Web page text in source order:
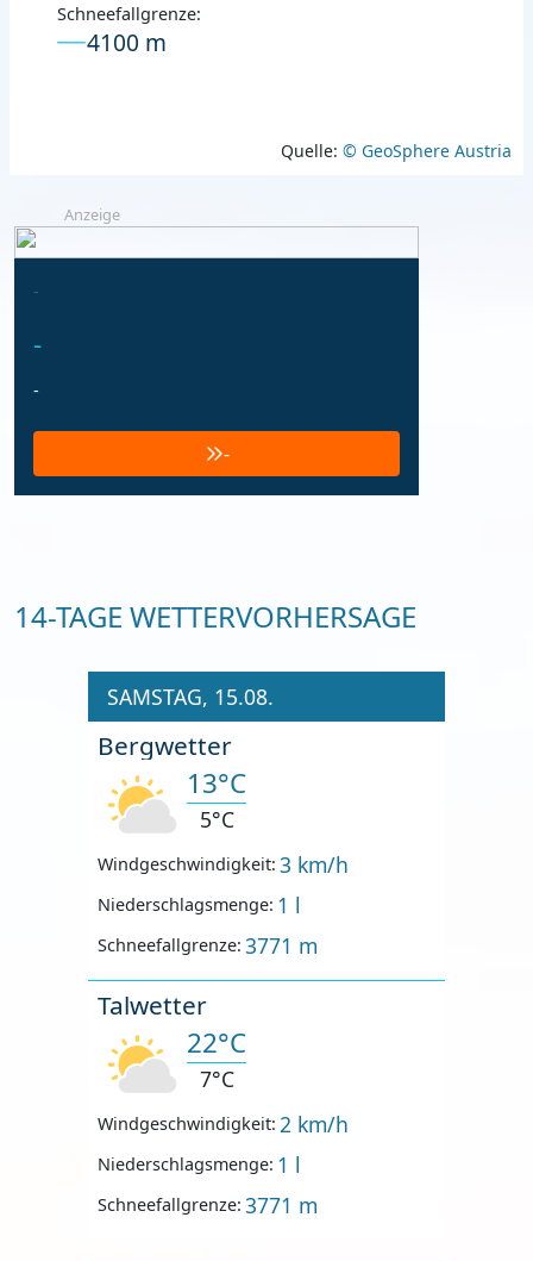
Schneefallgrenze:
4100 m
Quelle: © GeoSphere Austria
Anzeige
-
-
-
-
14-TAGE WETTERVORHERSAGE
SAMSTAG, 15.08.
Bergwetter
13°C
5°C
Windgeschwindigkeit: 3 km/h
Niederschlagsmenge: 1 l
Schneefallgrenze: 3771 m
Talwetter
22°C
7°C
Windgeschwindigkeit: 2 km/h
Niederschlagsmenge: 1 l
Schneefallgrenze: 3771 m